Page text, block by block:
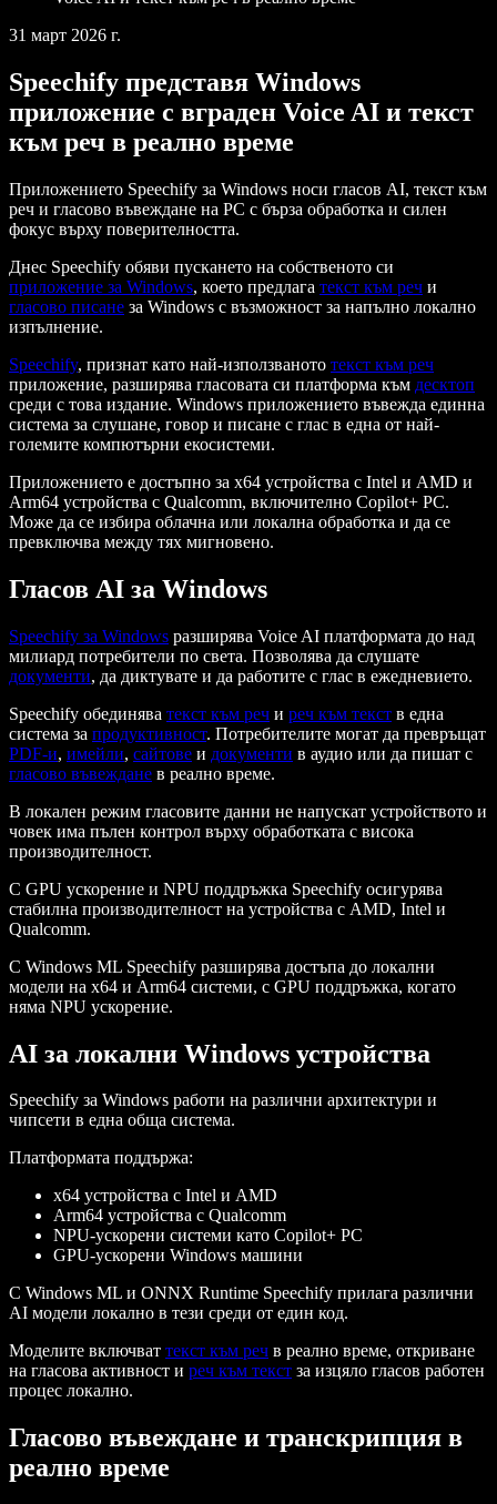
31 март 2026 г.
Speechify представя Windows
приложение с вграден Voice AI и текст
към реч в реално време
Приложението Speechify за Windows носи гласов AI, текст към
реч и гласово въвеждане на PC с бърза обработка и силен
фокус върху поверителността.
Днес Speechify обяви пускането на собственото си
приложение за Windows, което предлага текст към реч и
гласово писане за Windows с възможност за напълно локално
изпълнение.
Speechify, признат като най-използваното текст към реч
приложение, разширява гласовата си платформа към десктоп
среди с това издание. Windows приложението въвежда единна
система за слушане, говор и писане с глас в една от най-
големите компютърни екосистеми.
Приложението е достъпно за x64 устройства с Intel и AMD и
Arm64 устройства с Qualcomm, включително Copilot+ PC.
Може да се избира облачна или локална обработка и да се
превключва между тях мигновено.
Гласов AI за Windows
Speechify за Windows разширява Voice AI платформата до над
милиард потребители по света. Позволява да слушате
документи, да диктувате и да работите с глас в ежедневието.
Speechify обединява текст към реч и реч към текст в една
система за продуктивност. Потребителите могат да превръщат
PDF-и, имейли, сайтове и документи в аудио или да пишат с
гласово въвеждане в реално време.
В локален режим гласовите данни не напускат устройството и
човек има пълен контрол върху обработката с висока
производителност.
С GPU ускорение и NPU поддръжка Speechify осигурява
стабилна производителност на устройства с AMD, Intel и
Qualcomm.
С Windows ML Speechify разширява достъпа до локални
модели на x64 и Arm64 системи, с GPU поддръжка, когато
няма NPU ускорение.
AI за локални Windows устройства
Speechify за Windows работи на различни архитектури и
чипсети в една обща система.
Платформата поддържа:
x64 устройства с Intel и AMD
Arm64 устройства с Qualcomm
NPU-ускорени системи като Copilot+ PC
GPU-ускорени Windows машини
С Windows ML и ONNX Runtime Speechify прилага различни
AI модели локално в тези среди от един код.
Моделите включват текст към реч в реално време, откриване
на гласова активност и реч към текст за изцяло гласов работен
процес локално.
Гласово въвеждане и транскрипция в
реално време